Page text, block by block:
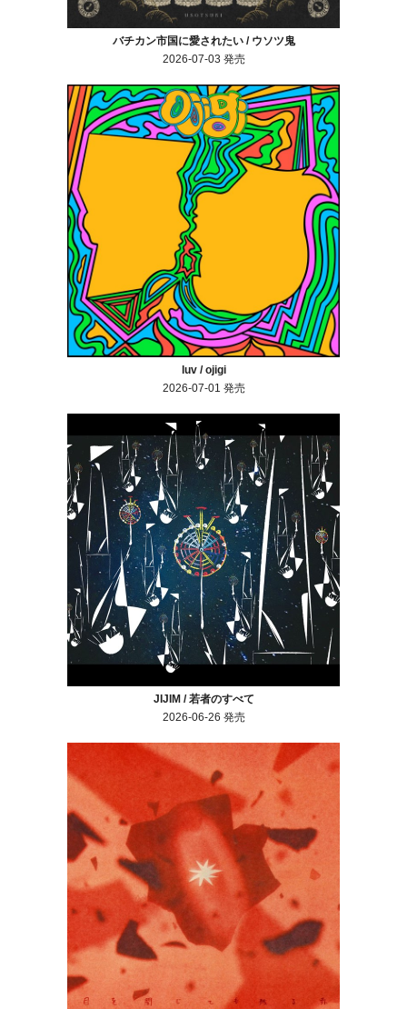
バチカン市国に愛されたい / ウソツ鬼
2026-07-03 発売
luv / ojigi
2026-07-01 発売
JIJIM / 若者のすべて
2026-06-26 発売